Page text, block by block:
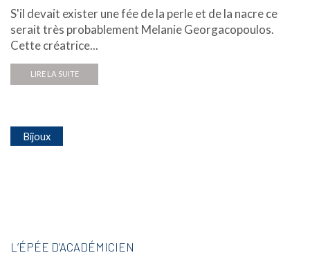
S'il devait exister une fée de la perle et de la nacre ce
serait très probablement Melanie Georgacopoulos.
Cette créatrice...
LIRE LA SUITE
Bijoux
L’ÉPÉE D’ACADÉMICIEN